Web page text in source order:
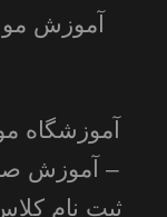
آموزش
آموزشگاه
– آموزش
ثبت نام